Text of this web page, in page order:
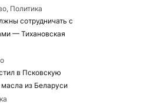
Политика
сотрудничать с
— Тихановская
в Псковскую
масла из Беларуси